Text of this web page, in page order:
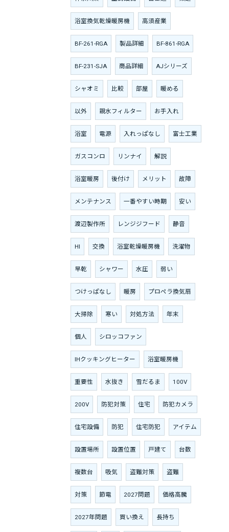
浴室換気乾燥暖房機 高須産業
BF-261-RGA 製品詳細 BF-861-RGA
BF-231-SJA 商品詳細 AJシリーズ
シャオミ 比較 部屋 暖める
以外 親水フィルター お手入れ
浴室 電源 入れっぱなし 富士工業
ガスコンロ リンナイ 解説
浴室暖房 後付け メリット 故障
メンテナンス 一番やすい時期 安い
渡辺製作所 レンジジフード 静音
HI 交換 浴室乾燥暖房機 洗濯物
早乾 シャワー 水圧 弱い
つけっぱなし 暖房 プロペラ換気扇
大掃除 寒い 対処方法 年末
個人 シロッコファン
IHクッキングヒーター 浴室暖房機
重要性 水抜き 雪だるま 100V
200V 防犯対策 住宅 防犯カメラ
住宅設備 防犯 住宅防犯 アイテム
設置場所 設置位置 戸建て 台数
複数台 吸気 盗難対策 盗難
対策 節電 2027問題 価格高騰
2027年問題 買い換え 長持ち